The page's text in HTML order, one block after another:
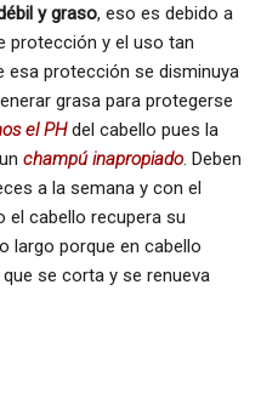
y graso, eso es debido a
protección y el uso tan
esa protección se disminuya
grasa para protegerse
el PHdel cabello pues la
champú inapropiado. Deben
a la semana y con el
el cabello recupera su
largo porque en cabello
se corta y se renueva